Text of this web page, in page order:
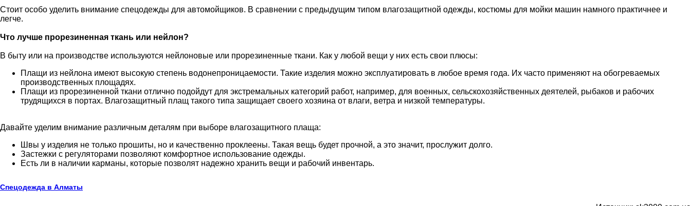
Стоит особо уделить внимание спецодежды для автомойщиков. В сравнении с предыдущим типом влагозащитной одежды, костюмы для мойки машин намного практичнее и
легче.
Что лучше прорезиненная ткань или нейлон?
В быту или на производстве используются нейлоновые или прорезиненные ткани. Как у любой вещи у них есть свои плюсы:
Плащи из нейлона имеют высокую степень водонепроницаемости. Такие изделия можно эксплуатировать в любое время года. Их часто применяют на обогреваемых
производственных площадях.
Плащи из прорезиненной ткани отлично подойдут для экстремальных категорий работ, например, для военных, сельскохозяйственных деятелей, рыбаков и рабочих
трудящихся в портах. Влагозащитный плащ такого типа защищает своего хозяина от влаги, ветра и низкой температуры.
Давайте уделим внимание различным деталям при выборе влагозащитного плаща:
Швы у изделия не только прошиты, но и качественно проклеены. Такая вещь будет прочной, а это значит, прослужит долго.
Застежки с регуляторами позволяют комфортное использование одежды.
Есть ли в наличии карманы, которые позволят надежно хранить вещи и рабочий инвентарь.
Спецодежда в Алматы